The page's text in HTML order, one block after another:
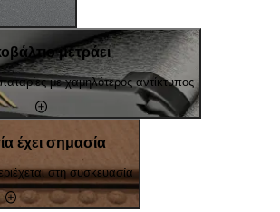
μετράει
με χαμηλότερος αντίκτυπος
έχει σημασία
στη συσκευασία